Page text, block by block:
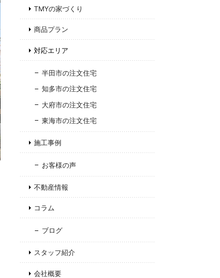
TMYの家づくり
商品プラン
対応エリア
半田市の注文住宅
知多市の注文住宅
大府市の注文住宅
東海市の注文住宅
施工事例
お客様の声
不動産情報
コラム
ブログ
スタッフ紹介
会社概要